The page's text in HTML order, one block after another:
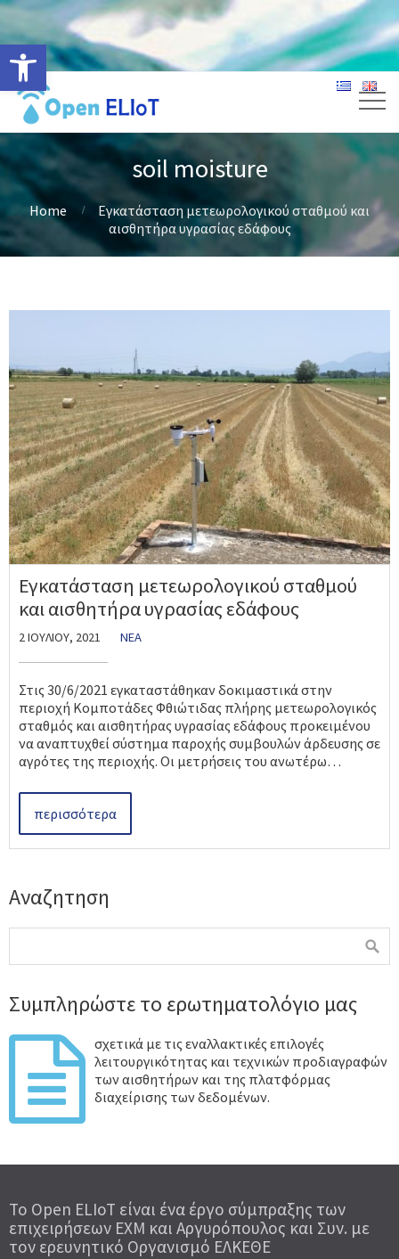
Ανοίξτε τη γραμμή εργαλείων
soil moisture
Home
Εγκατάσταση μετεωρολογικού σταθμού και
αισθητήρα υγρασίας εδάφους
Εγκατάσταση μετεωρολογικού σταθμού
και αισθητήρα υγρασίας εδάφους
2 ΙΟΥΛΊΟΥ, 2021 ΝΈΑ
Στις 30/6/2021 εγκαταστάθηκαν δοκιμαστικά στην
περιοχή Κομποτάδες Φθιώτιδας πλήρης μετεωρολογικός
σταθμός και αισθητήρας υγρασίας εδάφους προκειμένου
να αναπτυχθεί σύστημα παροχής συμβουλών άρδευσης σε
αγρότες της περιοχής. Οι μετρήσεις του ανωτέρω…
περισσότερα
Αναζητηση
Συμπληρώστε το ερωτηματολόγιο μας
σχετικά με τις εναλλακτικές επιλογές
λειτουργικότητας και τεχνικών προδιαγραφών
των αισθητήρων και της πλατφόρμας
διαχείρισης των δεδομένων.
To Open ELIoT είναι ένα έργο σύμπραξης των
επιχειρήσεων ΕΧΜ και Αργυρόπουλος και Συν. με
τον ερευνητικό Οργανισμό ΕΛΚΕΘΕ